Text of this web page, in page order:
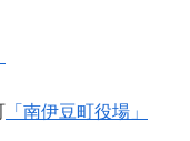
「南伊豆町役場」